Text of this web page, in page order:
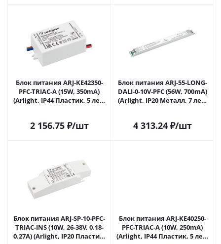
Блок питания ARJ-KE42350-
PFC-TRIAC-A (15W, 350mA)
(Arlight, IP44 Пластик, 5 лет)
2 156.75₽/шт
Блок питания ARJ-55-LONG-
DALI-0-10V-PFC (56W, 700mA)
(Arlight, IP20 Металл, 7 лет)
4 313.24₽/шт
Блок питания ARJ-SP-10-PFC-
TRIAC-INS (10W, 26-38V, 0.18-
0.27A) (Arlight, IP20 Пластик,
Блок питания ARJ-KE40250-
PFC-TRIAC-A (10W, 250mA)
(Arlight, IP44 Пластик, 5 лет)